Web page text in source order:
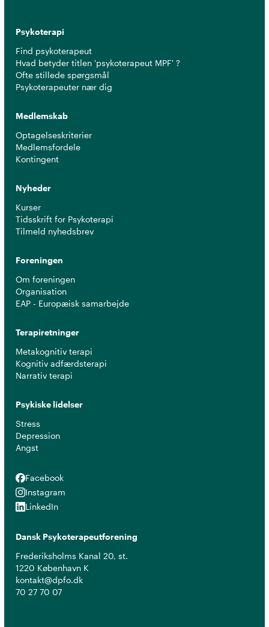
Psykoterapi
Find psykoterapeut
Hvad betyder titlen 'psykoterapeut MPF' ?
Ofte stillede spørgsmål
Psykoterapeuter nær dig
Medlemskab
Optagelseskriterier
Medlemsfordele
Kontingent
Nyheder
Kurser
Tidsskrift for Psykoterapi
Tilmeld nyhedsbrev
Foreningen
Om foreningen
Organisation
EAP - Europæisk samarbejde
Terapiretninger
Metakognitiv terapi
Kognitiv adfærdsterapi
Narrativ terapi
Psykiske lidelser
Stress
Depression
Angst
Facebook
Facebook
Instagram
Instagram
LinkedIn
LinkedIn
Dansk Psykoterapeutforening
Frederiksholms Kanal 20, st.
1220 København K
kontakt@dpfo.dk
70 27 70 07